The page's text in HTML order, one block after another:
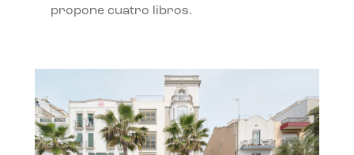
propone cuatro libros.